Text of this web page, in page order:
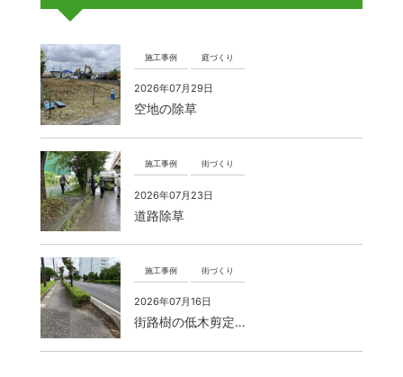
施工事例 庭づくり
2026年07月29日
空地の除草
施工事例 街づくり
2026年07月23日
道路除草
施工事例 街づくり
2026年07月16日
街路樹の低木剪定…